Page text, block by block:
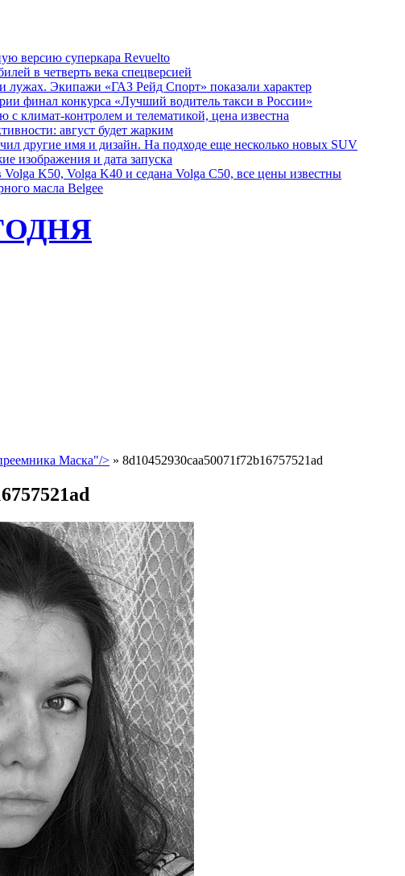
версию суперкара Revuelto
в четверть века спецверсией
лужах. Экипажи «ГАЗ Рейд Спорт» показали характер
финал конкурса «Лучший водитель такси в России»
с климат-контролем и телематикой, цена известна
август будет жарким
другие имя и дизайн. На подходе еще несколько новых SUV
изображения и дата запуска
K50, Volga K40 и седана Volga C50, все цены известны
масла Belgee
Маска"/> » 8d10452930caa50071f72b16757521ad